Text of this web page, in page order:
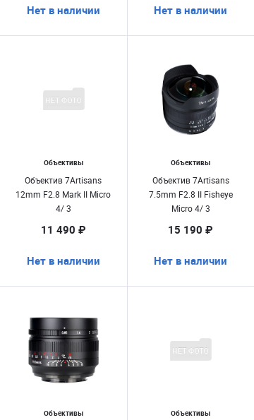
Нет в наличии Нет в наличии
Объективы
Объектив 7Artisans
12mm F2.8 Mark II Micro
4/ 3
11 490 ₽
Нет в наличии
Объективы
Объектив 7Artisans
7.5mm F2.8 II Fisheye
Micro 4/ 3
15 190 ₽
Нет в наличии
Объективы Объективы